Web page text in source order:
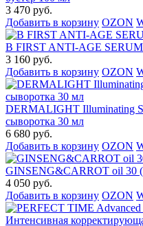
3 470 руб.
Добавить в корзину OZON
B FIRST ANTI-AGE
3 160 руб.
Добавить в корзину OZON
DERMALIGHT Illuminating
сыворотка 30 мл
6 680 руб.
Добавить в корзину OZON
GINSENG&CARROT oil 30
4 050 руб.
Добавить в корзину OZON